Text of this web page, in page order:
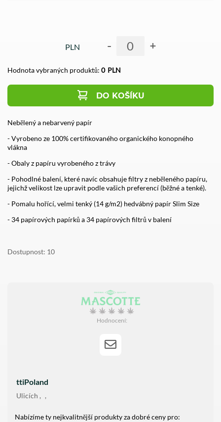
PLN - +
Hodnota vybraných produktů: 0 PLN
DO KOŠÍKU
Nebělený a nebarvený papír
- Vyrobeno ze 100% certifikovaného organického konopného
vlákna
- Obaly z papíru vyrobeného z trávy
- Pohodlné balení, které navíc obsahuje filtry z neběleného papíru,
jejichž velikost lze upravit podle vašich preferencí (běžné a tenké).
- Pomalu hořící, velmi tenký (14 g/m2) hedvábný papír Slim Size
- 34 papírových papírků a 34 papírových filtrů v balení
Dostupnost 10
Hodnocení:
ttiPoland
Ulicích
Nabízíme ty nejkvalitnější produkty za dobré ceny pro: